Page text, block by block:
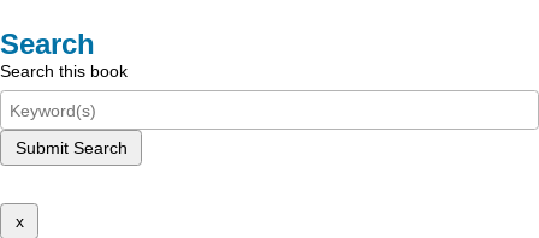
Search
Search this book
Submit Search
x